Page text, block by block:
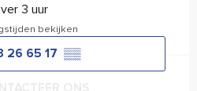
3 uur
bekijken
26 65 17 ▒▒